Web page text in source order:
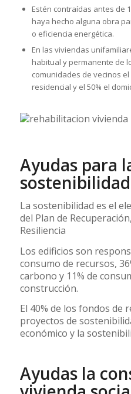
Estén contraídas antes de
haya hecho alguna obra
o eficiencia energética.
En las viviendas
habitual y permanente de
comunidades de vecinos
residencial y el 50% el
Ayudas para
sostenibilidad
La sostenibilidad es el
del Plan de
Resiliencia
Los edificios son
consumo de recursos,
carbono y 11% de
construcción.
El 40% de los fondos de
proyectos de
económico y la
Ayudas la